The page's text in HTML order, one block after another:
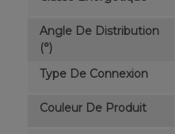
Angle De Distribution
(°)
Type De Connexion
Couleur De Produit